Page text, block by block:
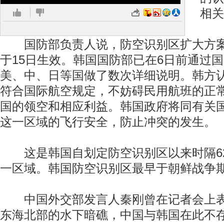
相
国防部负责人说，防空识别区扩大方
于15日生效。韩国国防部已在6日前通过
美、中、日等国做了数次详细说明。韩方
符合国际航空规定，不妨碍民用航班的正
国的领空和相应利益。韩国政府将同有关
这一区域的飞行安全，防止冲突的发生。
这是韩国自划定防空识别区以来时隔
一区域。韩国防空识别区最早于朝鲜战争
中国外交部发言人秦刚曾在记者会上
东海北部的水下暗礁，中国与韩国在此不